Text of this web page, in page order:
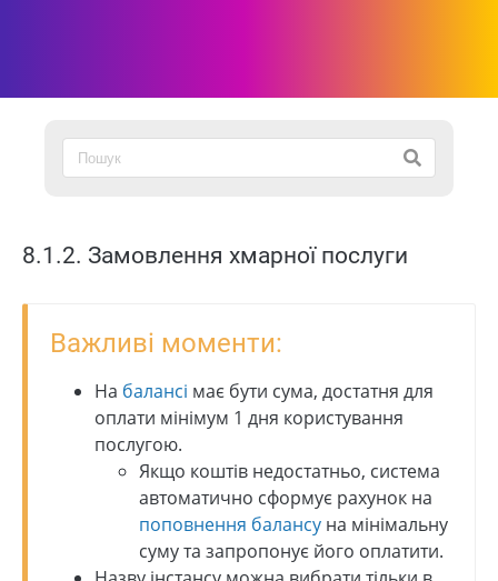
8.1.2. Замовлення хмарної послуги
Важливі моменти:
На балансі має бути сума, достатня для
оплати мінімум 1 дня користування
послугою.
Якщо коштів недостатньо, система
автоматично сформує рахунок на
поповнення балансу на мінімальну
суму та запропонує його оплатити.